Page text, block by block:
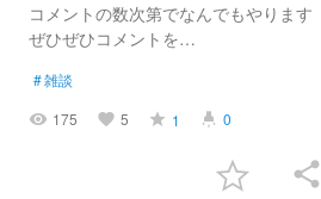
コメントの数次第でなんでもやります
ぜひぜひコメントを…
#雑談
visibility 175 favorite 5 grade 1 highlight 0
share